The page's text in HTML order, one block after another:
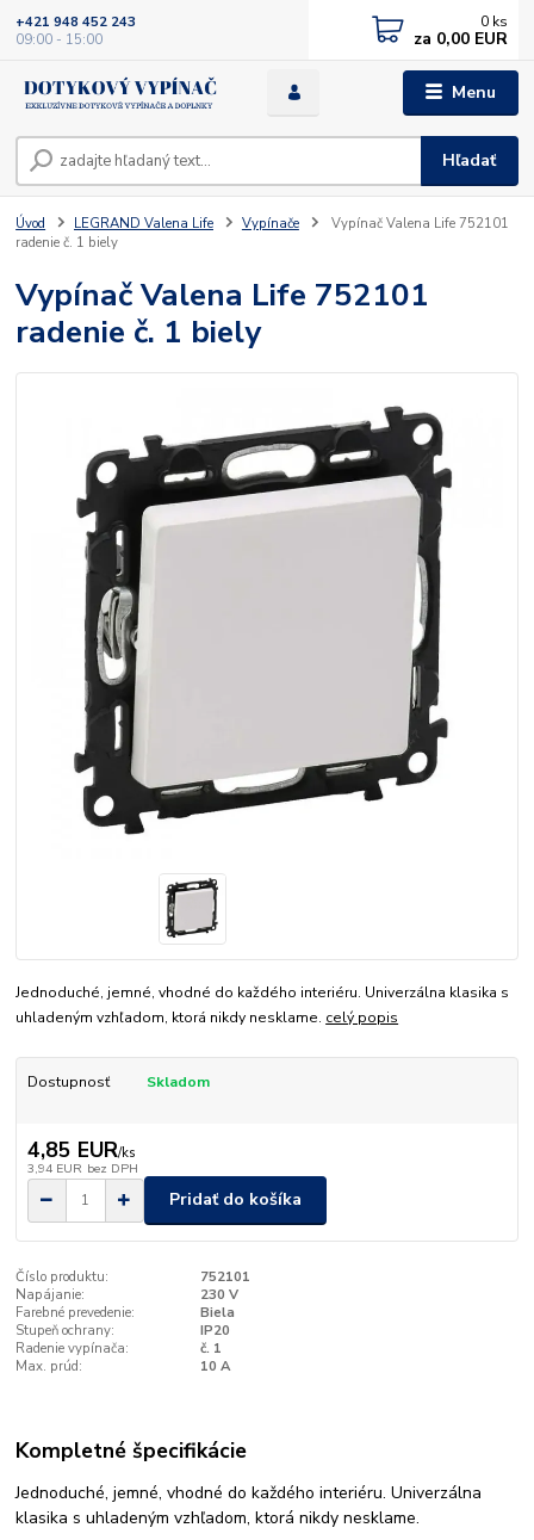
Menu
Hľadať
+421 948 452 243
09:00 - 15:00
0 ks
za 0,00 EUR
Úvod LEGRAND Valena Life Vypínače
Vypínač Valena Life 752101
radenie č. 1 biely
Vypínač Valena Life 752101
radenie č. 1 biely
Jednoduché, jemné, vhodné do každého interiéru. Univerzálna klasika s
uhladeným vzhľadom, ktorá nikdy nesklame. celý popis
Dostupnosť Skladom
4,85 EUR/ks
3,94 EUR bez DPH
Pridať do košíka
Číslo produktu:
752101
Napájanie:
230 V
Farebné prevedenie:
Biela
Stupeň ochrany:
IP20
Radenie vypínača:
č. 1
Max. prúd:
10 A
Kompletné špecifikácie
Jednoduché, jemné, vhodné do každého interiéru. Univerzálna
klasika s uhladeným vzhľadom, ktorá nikdy nesklame.